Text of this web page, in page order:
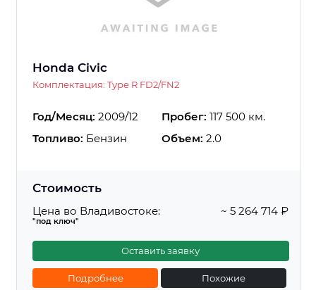
Honda Civic
Комплектация: Type R FD2/FN2
Год/Месяц: 2009/12 Пробег: 117 500 км.
Топливо: Бензин Объем: 2.0
Стоимость
Цена во Владивостоке:
"под ключ"
~ 5 264 714 ₽
Оставить заявку
Подробнее Похожие